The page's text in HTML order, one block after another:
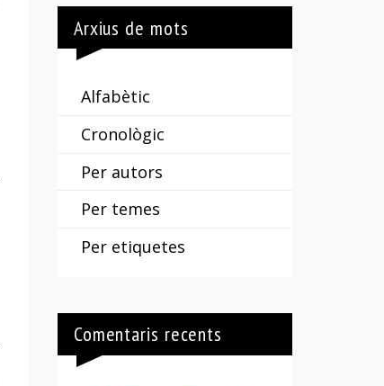
vendreArxius de mots
Alfabètic
Cronològic
Per autors
Per temes
Per etiquetes
Comentaris recents